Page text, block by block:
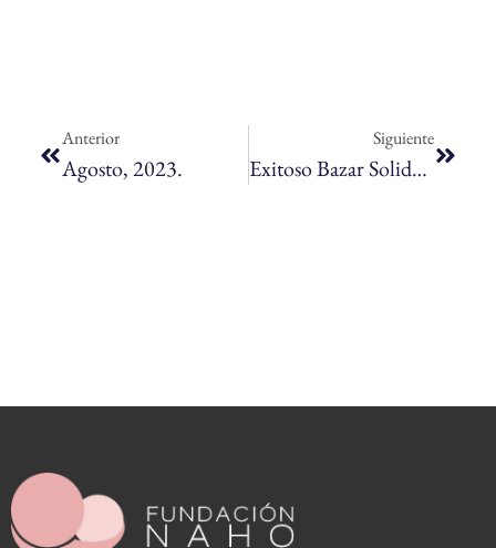
Anterior
Agosto, 2023.
Siguiente
Exitoso Bazar Solidario By Tere Codas